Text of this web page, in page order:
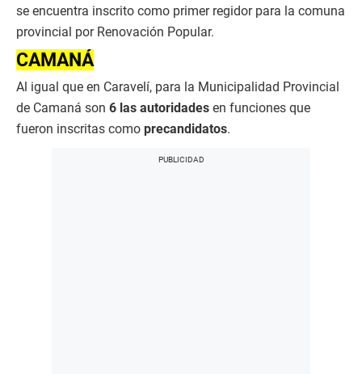
se encuentra inscrito como primer regidor para la comuna
provincial por Renovación Popular.
CAMANÁ
Al igual que en Caravelí, para la Municipalidad Provincial
de Camaná son 6 las autoridades en funciones que
fueron inscritas como precandidatos.